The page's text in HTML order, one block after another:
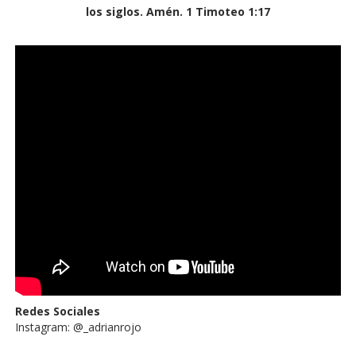
los siglos. Amén. 1 Timoteo 1:17
Redes Sociales
Instagram: @_adrianrojo